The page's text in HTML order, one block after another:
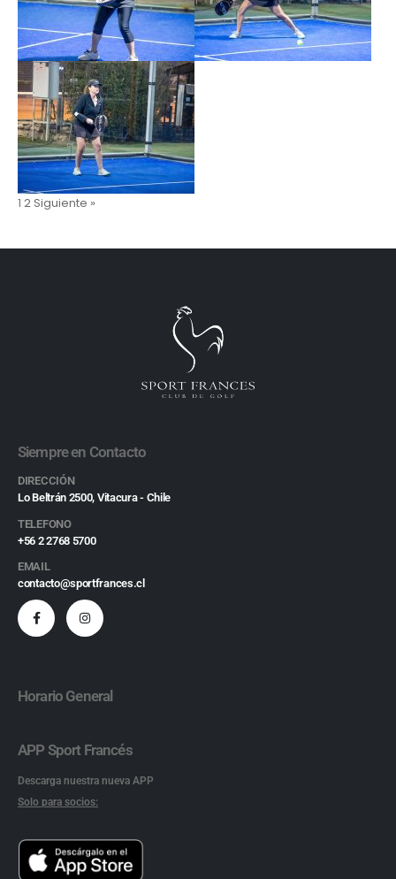
1 2 Siguiente »
Siempre en Contacto
DIRECCIÓN
Lo Beltrán 2500, Vitacura - Chile
TELEFONO
+56 2 2768 5700
EMAIL
contacto@sportfrances.cl
Horario General
APP Sport Francés
Descarga nuestra nueva APP
Solo para socios: